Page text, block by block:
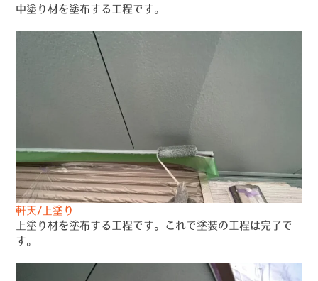
中塗り材を塗布する工程です。
軒天/上塗り
上塗り材を塗布する工程です。これで塗装の工程は完了で
す。